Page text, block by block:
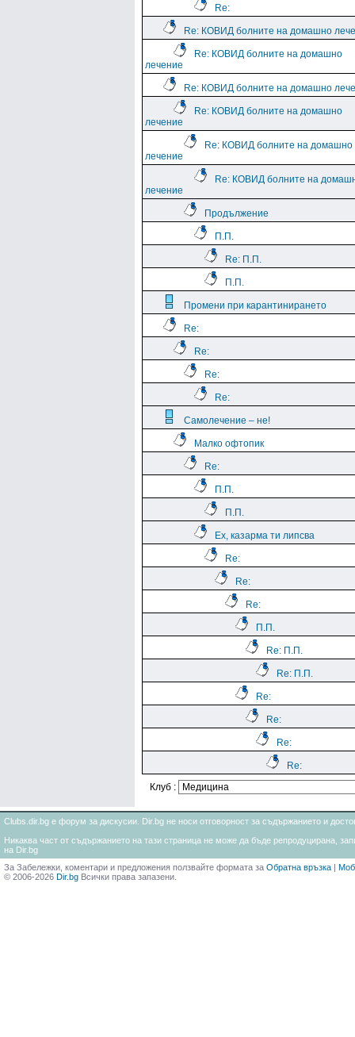
Re:
Re: КОВИД болните на домашно
Re: КОВИД болните на домашно
лечение
Re: КОВИД болните на домашно
Re: КОВИД болните на домашно
лечение
Re: КОВИД болните на домашно
лечение
Re: КОВИД болните на
лечение
Продължение
П.П.
Re: П.П.
П.П.
Промени при карантинирането
Re:
Re:
Re:
Re:
Самолечение – не!
Малко офтопик
Re:
П.П.
П.П.
Ех, казарма ти липсва
Re:
Re:
Re:
П.П.
Re: П.П.
Re: П.П.
Re:
Re:
Re:
Re:
Клуб :
Clubs.dir.bg е форум за дискусии. Dir.bg не носи отговорност за съдържанието и
Никаква част от съдържанието на тази страница не може да бъде репродуцирана,
на Dir.bg
За Забележки, коментари и предложения ползвайте формата за Обратна връзка |
© 2006-2026 Dir.bg Всички права запазени.